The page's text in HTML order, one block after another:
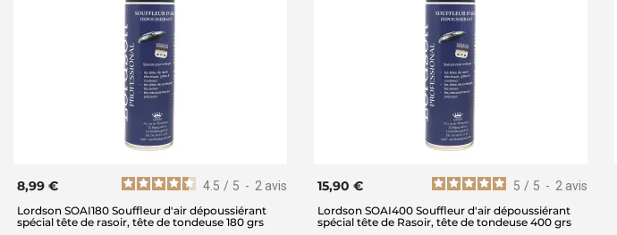
4.5 / 5 - 2 avis
8,99 €
Lordson SOAI180 Souffleur d'air dépoussiérant
spécial tête de rasoir, tête de tondeuse 180 grs
5 / 5 - 2 avis
15,90 €
Lordson SOAI400 Souffleur d'air dépoussiérant
spécial tête de Rasoir, tête de tondeuse 400 grs